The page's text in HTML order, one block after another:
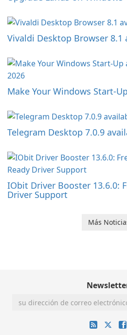
Vivaldi Desktop Browser 8.1
Make Your Windows Start-
Telegram Desktop 7.0.9
IObit Driver Booster 13.6.0:
Driver Support
Más